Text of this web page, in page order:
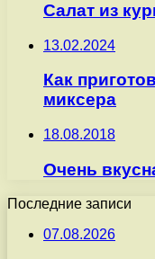
Салат из
13.02.2024
Как
миксера
18.08.2018
Очень
Последние записи
07.08.2026